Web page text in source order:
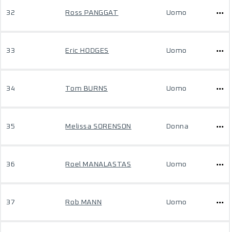
32 Ross PANGGAT Uomo
33 Eric HODGES Uomo
34 Tom BURNS Uomo
35 Melissa SORENSON Donna
36 Roel MANALASTAS Uomo
37 Rob MANN Uomo